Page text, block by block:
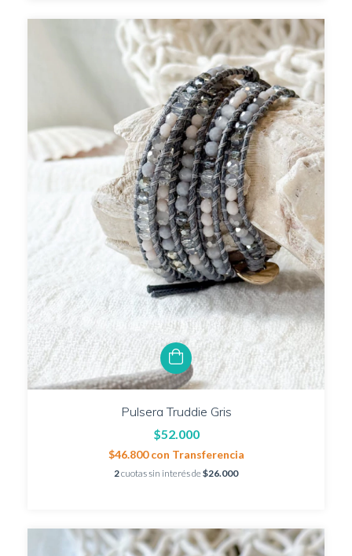
Pulsera Truddie Gris
$52.000
$46.800con Transferencia
2cuotas sin interés de$26.000